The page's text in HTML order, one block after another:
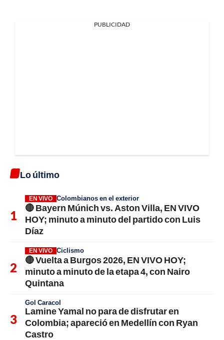
PUBLICIDAD
Lo último
EN VIVO Colombianos en el exterior
🔴 Bayern Múnich vs. Aston Villa, EN VIVO
HOY; minuto a minuto del partido con Luis
Díaz
EN VIVO Ciclismo
🔴 Vuelta a Burgos 2026, EN VIVO HOY;
minuto a minuto de la etapa 4, con Nairo
Quintana
Gol Caracol
Lamine Yamal no para de disfrutar en
Colombia; apareció en Medellín con Ryan
Castro